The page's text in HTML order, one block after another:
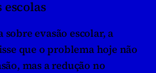
sobre evasão escolar, a
que o problema hoje não
mas a redução no